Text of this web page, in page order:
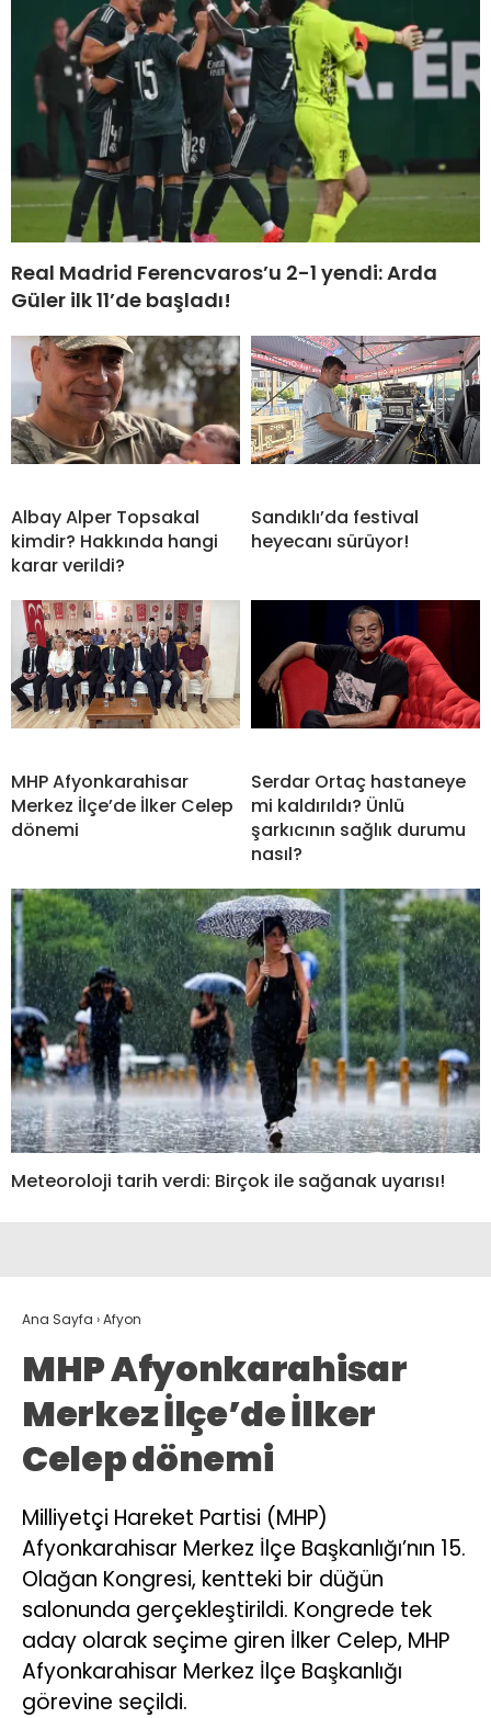
Real Madrid Ferencvaros’u 2-1 yendi: Arda
Güler ilk 11’de başladı!
Albay Alper Topsakal
kimdir? Hakkında hangi
karar verildi?
Sandıklı’da festival
heyecanı sürüyor!
MHP Afyonkarahisar
Merkez İlçe’de İlker Celep
dönemi
Serdar Ortaç hastaneye
mi kaldırıldı? Ünlü
şarkıcının sağlık durumu
nasıl?
Meteoroloji tarih verdi: Birçok ile sağanak uyarısı!
Ana Sayfa ›Afyon
MHP Afyonkarahisar
Merkez İlçe’de İlker
Celep dönemi
Milliyetçi Hareket Partisi (MHP)
Afyonkarahisar Merkez İlçe Başkanlığı’nın 15.
Olağan Kongresi, kentteki bir düğün
salonunda gerçekleştirildi. Kongrede tek
aday olarak seçime giren İlker Celep, MHP
Afyonkarahisar Merkez İlçe Başkanlığı
görevine seçildi.